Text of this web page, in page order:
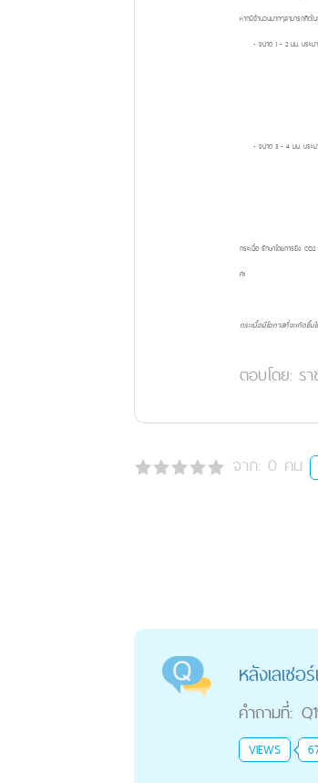
หากมีจำนวนมากๆสามารถคิดใน
- ขนาด 1 - 2 มม. ประม
ประมาณ 31 -
ประมาณ 46 -
- ขนาด 3 - 4 มม. ประ
ประมาณ 31 -
ประมาณ 46 -
กระเนื้อ รักษาโดยการยิง
ค่ะ
กระเนื้อมีโอกาสที่จะเกิดขึ้
ตอบโดย: ร
จาก: 0 คน
หลังเลเซ
คำถามที่:
VIEWS